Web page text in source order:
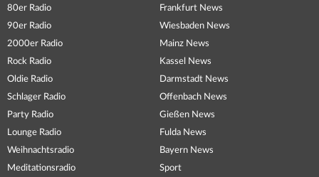
80er Radio
90er Radio
2000er Radio
Rock Radio
Oldie Radio
Schlager Radio
Party Radio
Lounge Radio
Weihnachtsradio
Meditationsradio
Frankfurt News
Wiesbaden News
Mainz News
Kassel News
Darmstadt News
Offenbach News
Gießen News
Fulda News
Bayern News
Sport